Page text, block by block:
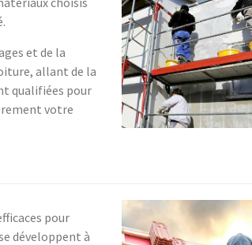
et de la
allant de la
qualifiées pour
votre
pour
développent à